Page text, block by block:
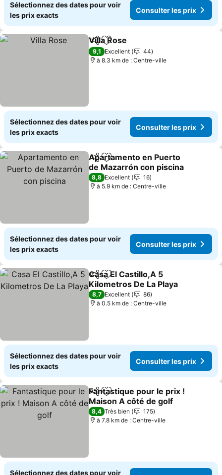
Sélectionnez des dates pour voir
les prix exacts
Consulter les prix
PartagerAjouter à mes favoris
Villa Rose
9,1 Excellent
44
à 8.3 km de : Centre-ville
Sélectionnez des dates pour voir
les prix exacts
Consulter les prix
PartagerAjouter à mes favoris
Apartamento en Puerto
de Mazarrón con piscina
Consulter les prix
8,8 Excellent
16
à 5.9 km de : Centre-ville
Sélectionnez des dates pour voir
les prix exacts
Consulter les prix
PartagerAjouter à mes favoris
Casa El Castillo,A 5
Kilometros De La Playa
Consulter les prix
8,7 Excellent
86
à 0.5 km de : Centre-ville
Sélectionnez des dates pour voir
les prix exacts
Consulter les prix
PartagerAjouter à mes favoris
Fantastique pour le prix !
Maison A côté de golf
Consulter les prix
8,4 Très bien
175
à 7.8 km de : Centre-ville
Sélectionnez des dates pour voir